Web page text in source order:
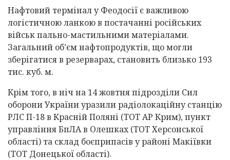
Нафтовий термінал у Феодосії є важливою
логістичною ланкою в постачанні російських
військ пально-мастильними матеріалами.
Загальний об’єм нафтопродуктів, що могли
зберігатися в резерварах, становить близько 193
тис. куб. м.
Крім того, в ніч на 14 жовтня підрозділи Сил
оборони України уразили радіолокаційну станцію
РЛС П-18 в Красній Поляні (ТОТ АР Крим), пункт
управління БпЛА в Олешках (ТОТ Херсонської
області) та склад боєприпасів у районі Макіївки
(ТОТ Донецької області).